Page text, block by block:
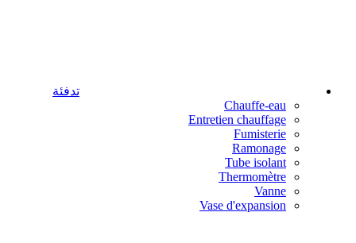
تدفئة
Chauffe-eau
Entretien chauffage
Fumisterie
Ramonage
Tube isolant
Thermomètre
Vanne
Vase d'expansion